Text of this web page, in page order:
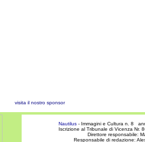
visita il nostro sponsor
Nautilus - Immagini e Cultura n. 8
Iscrizione al Tribunale di Vicenza Nr.
Direttore responsabile:
Responsabile di redazione: